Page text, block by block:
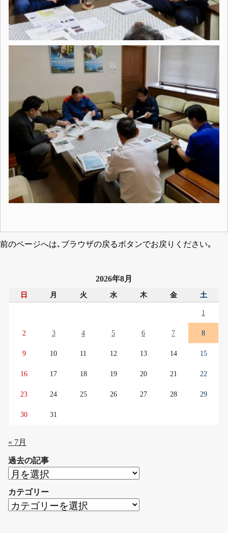
前のページへは､ブラウザの戻るボタンでお戻りください｡
2026年8月
日 月 火 水 木 金 土
1
2 3 4 5 6 7 8
9 10 11 12 13 14 15
16 17 18 19 20 21 22
23 24 25 26 27 28 29
30 31
« 7月
過去の記事
過
の
記
カテゴリー
カ